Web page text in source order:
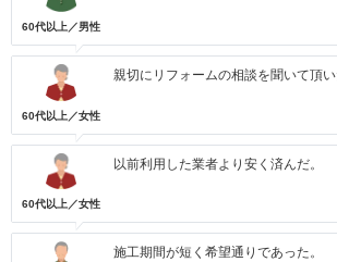
60代以上／男性
60代以上／女性
親切にリフォームの相談を聞いて頂い
60代以上／女性
以前利用した業者より安く済んだ。
施工期間が短く希望通りであった。